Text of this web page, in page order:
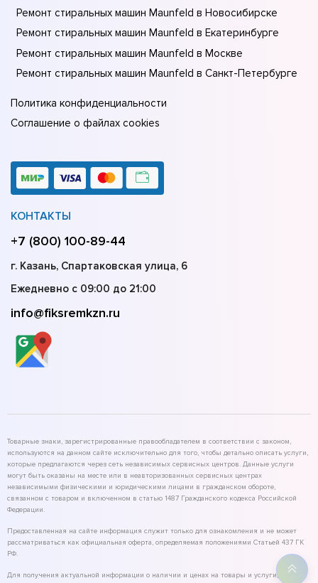
Ремонт стиральных машин Maunfeld в Новосибирске
Ремонт стиральных машин Maunfeld в Екатеринбурге
Ремонт стиральных машин Maunfeld в Москве
Ремонт стиральных машин Maunfeld в Санкт-Петербурге
Политика конфиденциальности
Соглашение о файлах cookies
КОНТАКТЫ
+7 (800) 100-89-44
г. Казань, Спартаковская улица, 6
Ежедневно с 09:00 до 21:00
info@fiksremkzn.ru
Товарные знаки, зарегистрированные правообладателем в соответствии с законом,
используются на данном сайте исключительно для того, чтобы детально описать услуги,
которые предлагаются через сеть независимых сервисных центров. Данные услуги
могут быть оказаны на месте или в неавторизованных сервисных центрах
независимыми физическими и юридическими лицами в гражданском обороте,
связанном с товаром и включенном в статью 1487 Гражданского кодекса Российской
Федерации.
Предоставленная на сайте информация служит только для ознакомления и не может
рассматриваться как официальная оферта, определяемая положениями Статьей 437 ГК
РФ.
Для получения актуальной информации о наличии и ценах на товары и услуги,